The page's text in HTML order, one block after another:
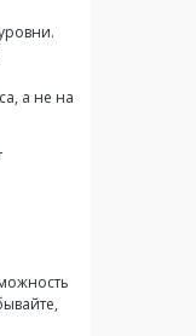
а не на